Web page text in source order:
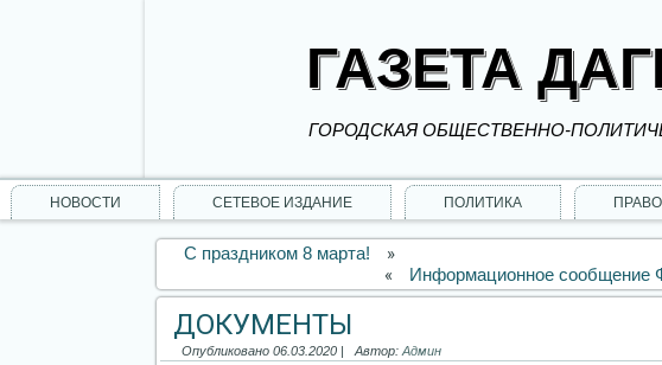
ГАЗЕТА
ГОРОДСКАЯ ОБЩЕСТВЕННО-
НОВОСТИ СЕТЕВОЕ ИЗДАНИЕ ПОЛИТИКА
С праздником 8 марта!
»
«
Информационное сообщение
ДОКУМЕНТЫ
Опубликовано 06.03.2020 | Автор: Админ